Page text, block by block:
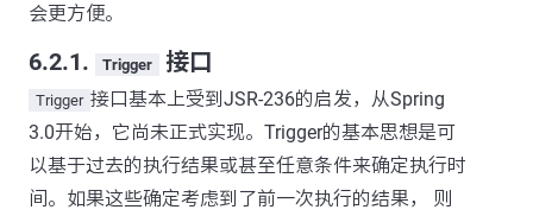
会更方便。
6.2.1. Trigger 接口
Trigger 接口基本上受到JSR-236的启发，从Spring
3.0开始，它尚未正式实现。Trigger的基本思想是可
以基于过去的执行结果或甚至任意条件来确定执行时
间。如果这些确定考虑到了前一次执行的结果， 则